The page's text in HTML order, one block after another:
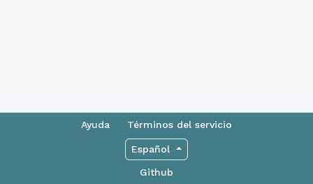
Ayuda Términos del servicio
Español
Github